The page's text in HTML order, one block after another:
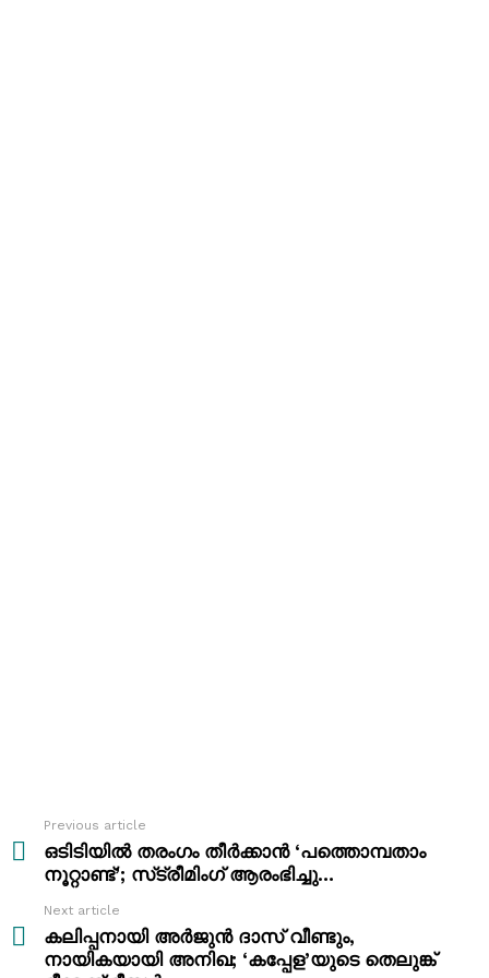
more
Previous article
ഒടിടിയിൽ തരംഗം തീർക്കാൻ ‘പത്തൊമ്പതാം
നൂറ്റാണ്ട്’; സ്‌ട്രീമിംഗ്‌ ആരംഭിച്ചു…
Next article
കലിപ്പനായി അർജുൻ ദാസ് വീണ്ടും,
നായികയായി അനിഖ; ‘കപ്പേള’യുടെ തെലുങ്ക്